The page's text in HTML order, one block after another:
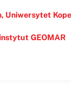
Uniwersytet
GEOMAR